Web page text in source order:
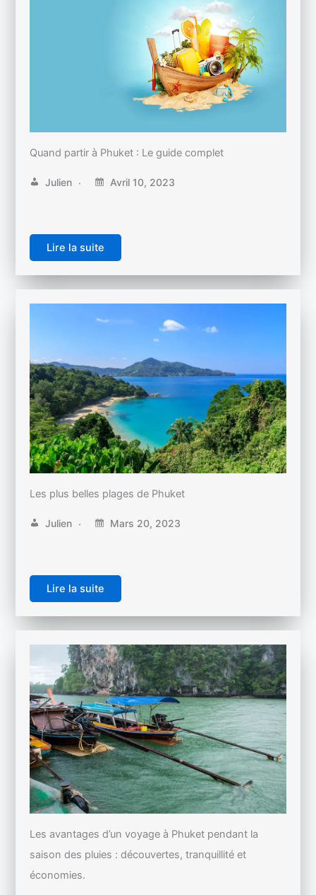
Quand partir à Phuket : Le guide complet
Julien Avril 10, 2023
Lire la suite
Les plus belles plages de Phuket
Julien Mars 20, 2023
Lire la suite
Les avantages d’un voyage à Phuket pendant la
saison des pluies : découvertes, tranquillité et
économies.